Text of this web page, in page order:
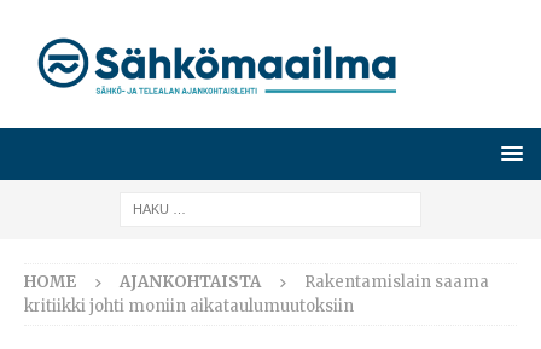
HOME AJANKOHTAISTA
Rakentamislain saama
kritiikki johti moniin aikataulumuutoksiin